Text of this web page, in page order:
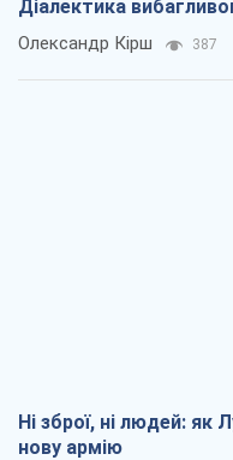
Діалектика
Олександр Кірш 387
Ні зброї, ні людей: як
нову армію